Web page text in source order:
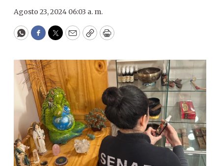
Agosto 23, 2024 06:03 a. m.
WhatsApp
Facebook
Twitter
EmailCopyPrint